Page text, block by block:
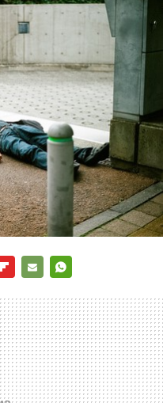
MAIL